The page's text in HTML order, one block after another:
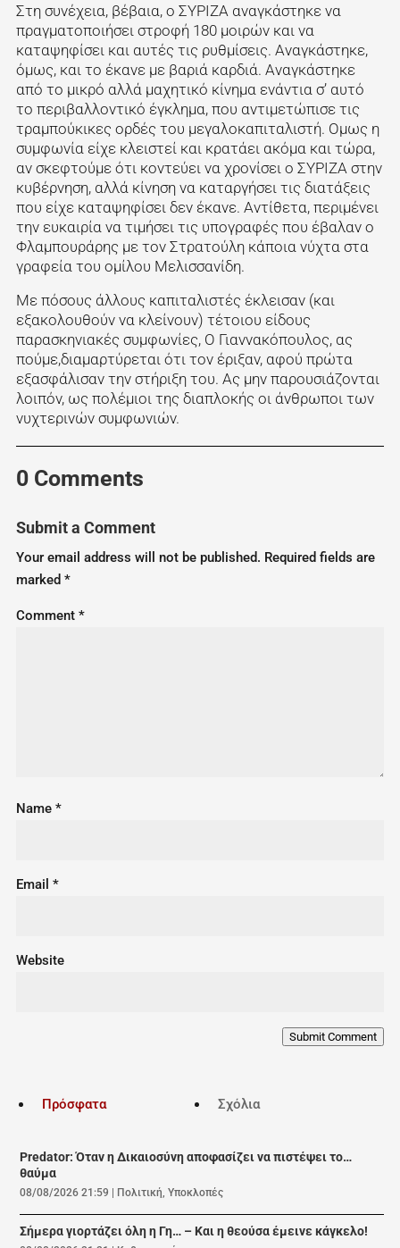
Στη συνέχεια, βέβαια, ο ΣΥΡΙΖΑ αναγκάστηκε να
πραγματοποιήσει στροφή 180 μοιρών και να
καταψηφίσει και αυτές τις ρυθμίσεις. Αναγκάστηκε,
όμως, και το έκανε με βαριά καρδιά. Αναγκάστηκε
από το μικρό αλλά μαχητικό κίνημα ενάντια σ’ αυτό
το περιβαλλοντικό έγκλημα, που αντιμετώπισε τις
τραμπούκικες ορδές του μεγαλοκαπιταλιστή. Ομως η
συμφωνία είχε κλειστεί και κρατάει ακόμα και τώρα,
αν σκεφτούμε ότι κοντεύει να χρονίσει ο ΣΥΡΙΖΑ στην
κυβέρνηση, αλλά κίνηση να καταργήσει τις διατάξεις
που είχε καταψηφίσει δεν έκανε. Αντίθετα, περιμένει
την ευκαιρία να τιμήσει τις υπογραφές που έβαλαν ο
Φλαμπουράρης με τον Στρατούλη κάποια νύχτα στα
γραφεία του ομίλου Μελισσανίδη.
Με πόσους άλλους καπιταλιστές έκλεισαν (και
εξακολουθούν να κλείνουν) τέτοιου είδους
παρασκηνιακές συμφωνίες, Ο Γιαννακόπουλος, ας
πούμε,διαμαρτύρεται ότι τον έριξαν, αφού πρώτα
εξασφάλισαν την στήριξη του. Ας μην παρουσιάζονται
λοιπόν, ως πολέμιοι της διαπλοκής οι άνθρωποι των
νυχτερινών συμφωνιών.
0 Comments
Submit a Comment
Your email address will not be published. Required fields are
marked *
Comment *
Name *
Email *
Website
Submit Comment
Πρόσφατα Σχόλια
Predator: Όταν η Δικαιοσύνη αποφασίζει να πιστέψει το…
θαύμα
08/08/2026 21:59 Πολιτική,Υποκλοπές
Σήμερα γιορτάζει όλη η Γη… – Και η θεούσα έμεινε κάγκελο!